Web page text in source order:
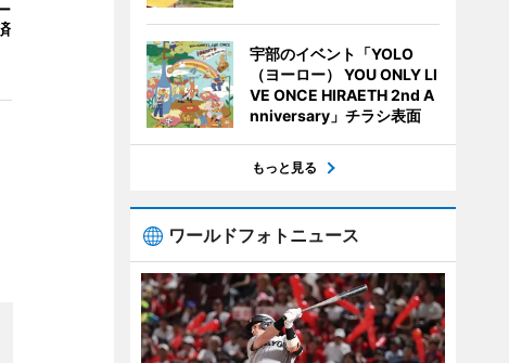
宇部のイベント「YOLO
（ヨーロー） YOU ONLY LI
VE ONCE HIRAETH 2nd A
nniversary」チラシ表面
もっと見る
ワールドフォトニュース